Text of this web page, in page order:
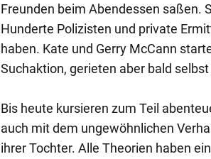
Freunden beim Abendessen saßen.
Hunderte Polizisten und private
haben. Kate und Gerry McCann
Suchaktion, gerieten aber bald
Bis heute kursieren zum Teil
auch mit dem ungewöhnlichen
ihrer Tochter. Alle Theorien haben